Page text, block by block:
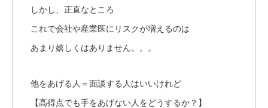
しかし、正直なところ
これで会社や産業医にリスクが増えるのは
あまり嬉しくはありません。。。
他をあげる人＝面談する人はいいけれど
【高得点でも手をあげない人をどうするか？】